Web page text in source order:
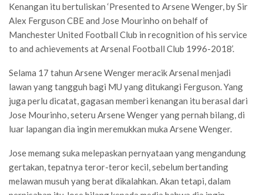
Kenangan itu bertuliskan ‘Presented to Arsene Wenger, by Sir
Alex Ferguson CBE and Jose Mourinho on behalf of
Manchester United Football Club in recognition of his service
to and achievements at Arsenal Football Club 1996-2018’.
Selama 17 tahun Arsene Wenger meracik Arsenal menjadi
lawan yang tangguh bagi MU yang ditukangi Ferguson. Yang
juga perlu dicatat, gagasan memberi kenangan itu berasal dari
Jose Mourinho, seteru Arsene Wenger yang pernah bilang, di
luar lapangan dia ingin meremukkan muka Arsene Wenger.
Jose memang suka melepaskan pernyataan yang mengandung
gertakan, tepatnya teror-teror kecil, sebelum bertanding
melawan musuh yang berat dikalahkan. Akan tetapi, dalam